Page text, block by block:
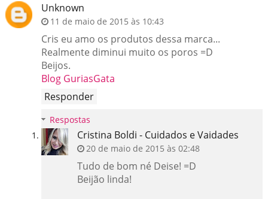
Unknown
11 de maio de 2015 às 10:43
Cris eu amo os produtos dessa marca...
Realmente diminui muito os poros =D
Beijos.
Blog GuriasGata
Responder
Respostas
Cristina Boldi - Cuidados e Vaidades
20 de maio de 2015 às 02:48
Tudo de bom né Deise! =D
Beijão linda!